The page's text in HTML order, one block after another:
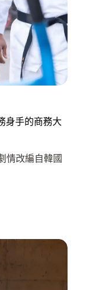
身手的商務大
情改編自韓國